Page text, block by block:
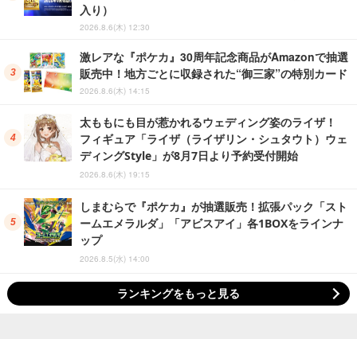
入り）
2026.8.6(木) 12:30
激レアな『ポケカ』30周年記念商品がAmazonで抽選
販売中！地方ごとに収録された“御三家”の特別カード
2026.8.6(木) 14:15
太ももにも目が惹かれるウェディング姿のライザ！
フィギュア「ライザ（ライザリン・シュタウト）ウェ
ディングStyle」が8月7日より予約受付開始
2026.8.6(木) 19:15
しまむらで『ポケカ』が抽選販売！拡張パック「スト
ームエメラルダ」「アビスアイ」各1BOXをラインナ
ップ
2026.8.5(水) 14:00
ランキングをもっと見る